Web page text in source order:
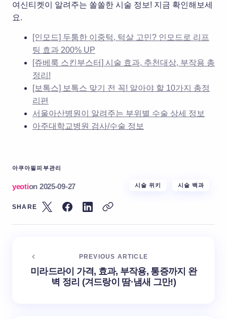
여신티켓이 알려주는 쏠쏠한 시술 정보! 지금 확인해보세
요.
[인모드] 두툼한 이중턱, 턱살 고민? 인모드로 리프
팅 효과 200% UP
[쥬베룩 스킨부스터] 시술 효과, 추천대상, 부작용 총
정리!
[보톡스] 보톡스 맞기 전 꼭! 알아야 할 10가지 총정
리편
서울아산병원이 알려주는 부위별 수술 상세 정보
아주대학교병원 검사/수술 정보
아쿠아필피부관리
yeotion 2025-09-27 시술 위키 시술 백과
SHARE
PREVIOUS ARTICLE
미라드라이 가격, 효과, 부작용, 통증까지 완
벽 정리 (겨드랑이 땀·냄새 그만!)